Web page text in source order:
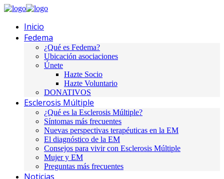
Inicio
Fedema
¿Qué es Fedema?
Ubicación asociaciones
Únete
Hazte Socio
Hazte Voluntario
DONATIVOS
Esclerosis Múltiple
¿Qué es la Esclerosis Múltiple?
Síntomas más frecuentes
Nuevas perspectivas terapéuticas en la EM
El diagnóstico de la EM
Consejos para vivir con Esclerosis Múltiple
Mujer y EM
Preguntas más frecuentes
Noticias